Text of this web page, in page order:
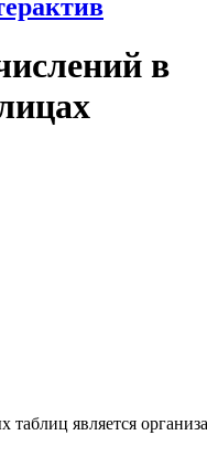
в
является